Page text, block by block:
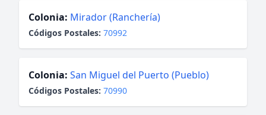
Colonia: Mirador (Ranchería)
Códigos Postales: 70992
Colonia: San Miguel del Puerto (Pueblo)
Códigos Postales: 70990